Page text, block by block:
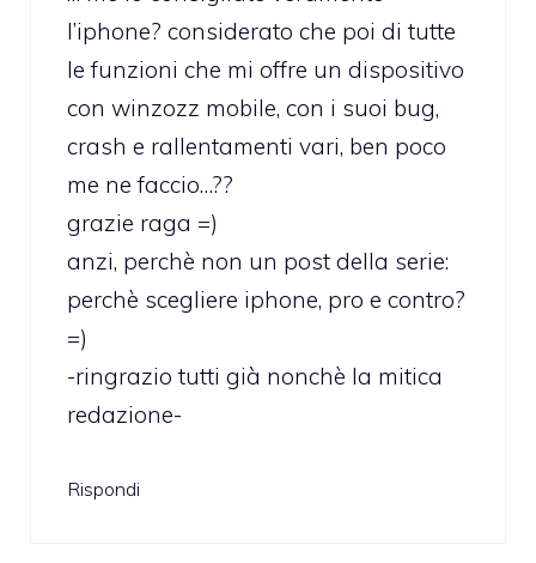
l’iphone? considerato che poi di tutte
le funzioni che mi offre un dispositivo
con winzozz mobile, con i suoi bug,
crash e rallentamenti vari, ben poco
me ne faccio…??
grazie raga =)
anzi, perchè non un post della serie:
perchè scegliere iphone, pro e contro?
=)
-ringrazio tutti già nonchè la mitica
redazione-
Rispondi